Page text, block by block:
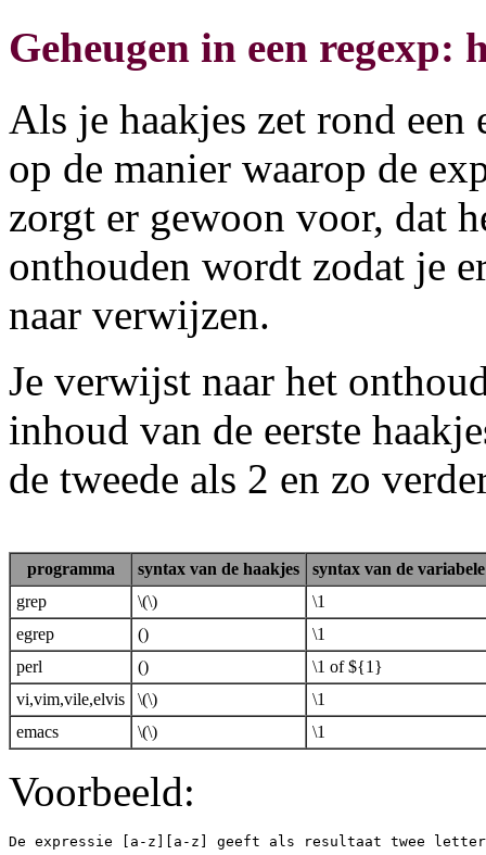
Geheugen in een regexp:
Als je haakjes zet rond
op de manier waarop de
zorgt er gewoon voor, dat
onthouden wordt zodat je
naar verwijzen.
Je verwijst naar het
inhoud van de eerste
de tweede als 2 en zo
programma syntax van de haakjes
syntax van de variabele
grep
\(\)
\1
egrep
()
\1
perl
()
\1 of ${1}
vi,vim,vile,elvis
\(\)
\1
emacs
\(\) \1
Voorbeeld: